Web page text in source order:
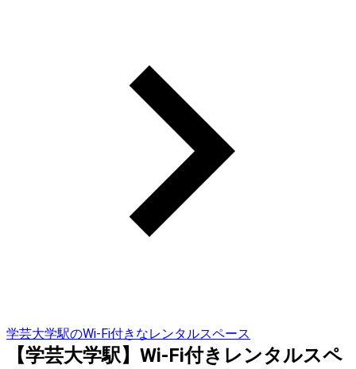
学芸大学駅のWi-Fi付きなレンタルスペース
【学芸大学駅】Wi-Fi付きレンタルスペ